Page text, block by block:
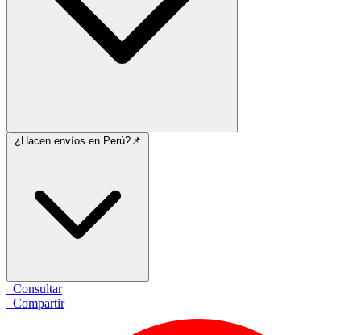
¿Hacen envíos en Perú?📌
Consultar
Compartir